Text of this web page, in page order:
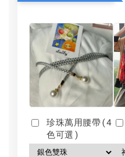
珍珠萬用腰帶(4
色可選)